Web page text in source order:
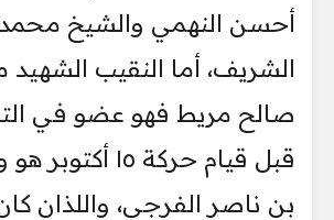
أحسن النهمي والشيخ
الشريف، أما النقيب
صالح مريط فهو عضو في
قبل قيام حركة ١٥
بن ناصر الفرجي، واللذان